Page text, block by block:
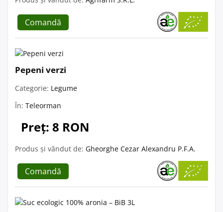
Comandă
Pepeni verzi
Categorie: Legume
În: Teleorman
Preț: 8 RON
Produs și vândut de: Gheorghe Cezar Alexandru P.F.A.
Comandă